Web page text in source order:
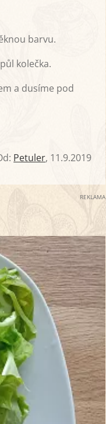
barvu.
kolečka.
a dusíme pod
Petuler, 11.9.2019
REKLAMA